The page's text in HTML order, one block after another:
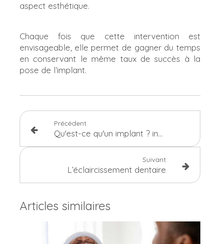
aspect esthétique.
Chaque fois que cette intervention est
envisageable, elle permet de gagner du temps
en conservant le même taux de succès à la
pose de l’implant.
Précédent
Qu'est-ce qu'un implant ? indications et contre-indications
Suivant
L’éclaircissement dentaire
Articles similaires